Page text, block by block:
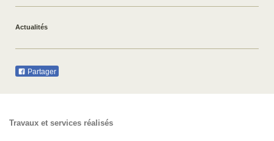
Actualités
Partager
Travaux et services réalisés